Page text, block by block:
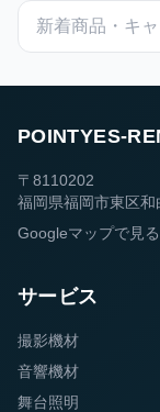
POINTYES-
〒8110202
福岡県福岡市東区
Googleマップで見る
サービス
撮影機材
音響機材
舞台照明